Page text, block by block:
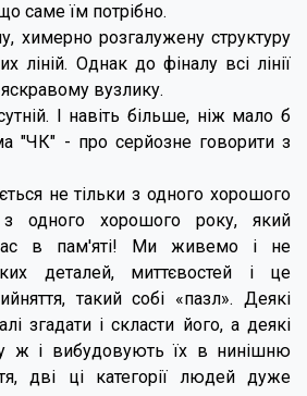
саме їм потрібно.
химерно розгалужену структуру
ліній. Однак до фіналу всі лінії
вузлику.
І навіть більше, ніж мало б
"ЧК" - про серйозне говорити з
не тільки з одного хорошого
одного хорошого року, який
нас в пам'яті! Ми живемо і не
деталей, миттєвостей і це
такий собі «пазл». Деякі
згадати і скласти його, а деякі
ж і вибудовують їх в нинішню
дві ці категорії людей дуже